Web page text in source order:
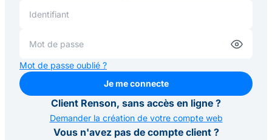
Mot de passe oublié ?
Je me connecte
Je me connecte
Client Renson, sans accès en ligne ?
Demander la création de votre compte web
Vous n'avez pas de compte client ?